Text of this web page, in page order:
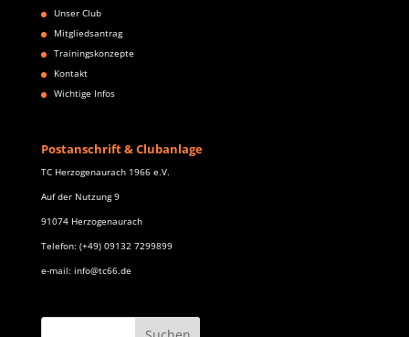
Unser Club
Mitgliedsantrag
Trainingskonzepte
Kontakt
Wichtige Infos
Postanschrift & Clubanlage
TC Herzogenaurach 1966 e.V.
Auf der Nutzung 9
91074 Herzogenaurach
Telefon: (+49) 09132 7299899
e-mail: info@tc66.de